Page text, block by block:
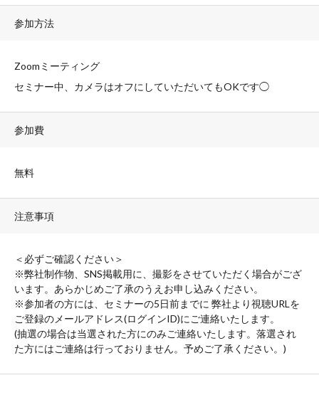
参加方法
Zoomミーティング
セミナー中、カメラはオフにしていただいてもOKです◯
参加費
無料
注意事項
＜必ずご確認ください＞
※弊社制作物、SNS掲載用に、撮影をさせていただく場合がござ
います。あらかじめご了承のうえお申し込みください。
※参加者の方には、セミナーの5日前までに 弊社より視聴URLを
ご登録のメールアドレス(ログインID)にご連絡いたします。
(抽選の場合は当選された方にのみご連絡いたします。落選され
た方にはご連絡は行っておりません。予めご了承ください。)